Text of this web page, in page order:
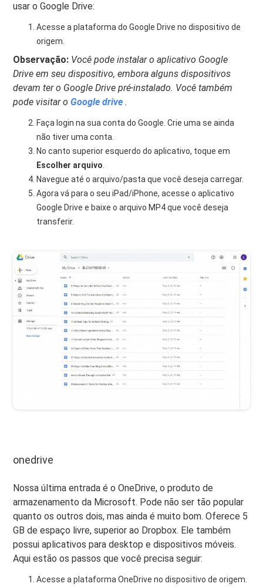
usar o Google Drive:
Acesse a plataforma do Google Drive no dispositivo de
origem.
Observação: Você pode instalar o aplicativo Google
Drive em seu dispositivo, embora alguns dispositivos
devam ter o Google Drive pré-instalado. Você também
pode visitar oGoogle drive .
Faça login na sua conta do Google. Crie uma se ainda
não tiver uma conta.
No canto superior esquerdo do aplicativo, toque em
Escolher arquivo
Navegue até o arquivo/pasta que você deseja carregar.
Agora vá para o seu iPad/iPhone, acesse o aplicativo
Google Drive e baixe o arquivo MP4 que você deseja
transferir.
onedrive
Nossa última entrada é o OneDrive, o produto de
armazenamento da Microsoft. Pode não ser tão popular
quanto os outros dois, mas ainda é muito bom. Oferece 5
GB de espaço livre, superior ao Dropbox. Ele também
possui aplicativos para desktop e dispositivos móveis.
Aqui estão os passos que você precisa seguir:
Acesse a plataforma OneDrive no dispositivo de origem.